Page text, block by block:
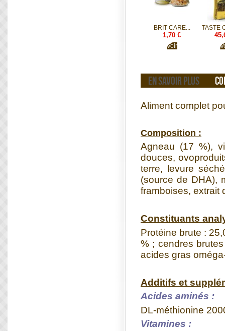
BRIT CARE...
1,70 €
Voir
TASTE
EN SAVOIR PLUS
Aliment complet
Composition :
Agneau (17 %),
douces,
terre, levure
(source de DHA),
framboises, extrait
Constituants
Protéine brute :
% ; cendres
acides gras
Additifs et
Acides aminés :
DL-méthionine
Vitamines :